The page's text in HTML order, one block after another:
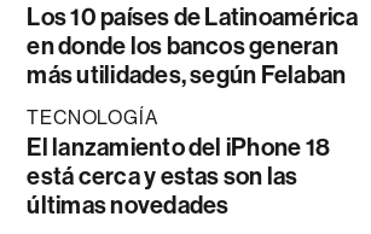
Los 10 países de Latinoamérica
en donde los bancos generan
más utilidades, según Felaban
TECNOLOGÍA
El lanzamiento del iPhone 18
está cerca y estas son las
últimas novedades